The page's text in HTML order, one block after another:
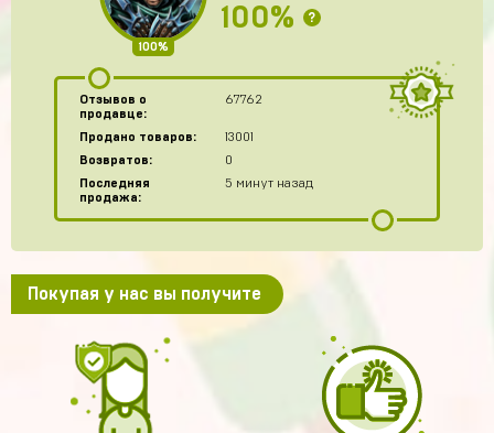
100%
100% ?
Отзывов о
продавце:
67762
Продано товаров:
13001
Возвратов:
0
Последняя
продажа:
5 минут назад
Покупая у нас вы получите